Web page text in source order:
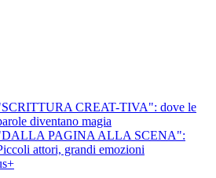
CREAT-TIVA": dove le
diventano magia
PAGINA ALLA SCENA":
attori, grandi emozioni